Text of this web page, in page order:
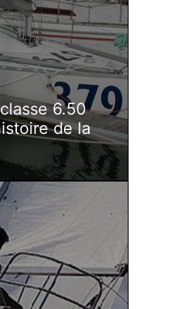
6.50
de la